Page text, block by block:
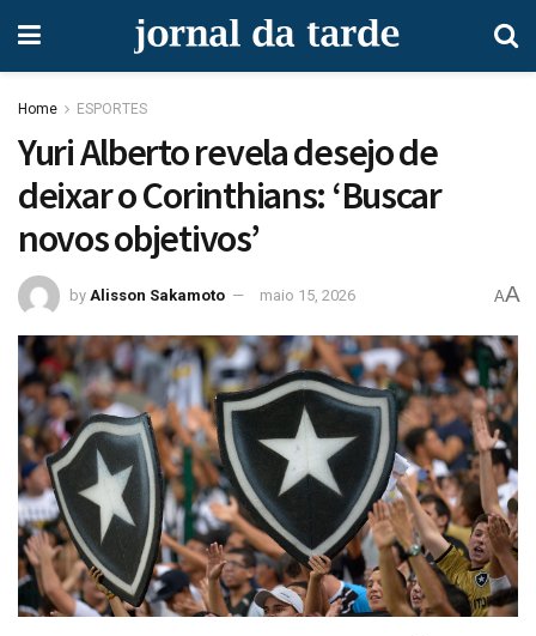
Home ESPORTES
Yuri Alberto revela desejo de
deixar o Corinthians: ‘Buscar
novos objetivos’
by Alisson Sakamoto maio 15, 2026 AA